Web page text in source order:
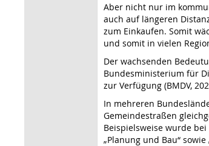
Aber nicht nur im
auch auf längeren
zum Einkaufen. Somit
und somit in vielen
Der wachsenden
Bundesministerium für
zur Verfügung (BMDV,
In mehreren
Gemeindestraßen
Beispielsweise wurde
„Planung und Bau“